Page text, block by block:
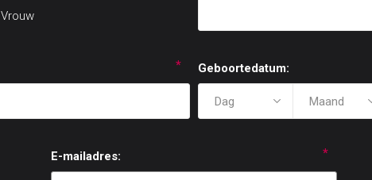
Vrouw
* Geboortedatum:
E-mailadres: *